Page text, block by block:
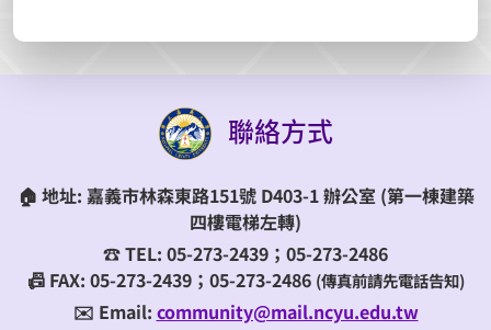
聯絡方式
🏠 地址: 嘉義市林森東路151號 D403-1 辦公室 (第一棟建築
四樓電梯左轉)
☎️TEL: 05-273-2439；05-273-2486
📠 FAX: 05-273-2439；05-273-2486 (傳真前請先電話告知)
✉️ Email: community@mail.ncyu.edu.tw